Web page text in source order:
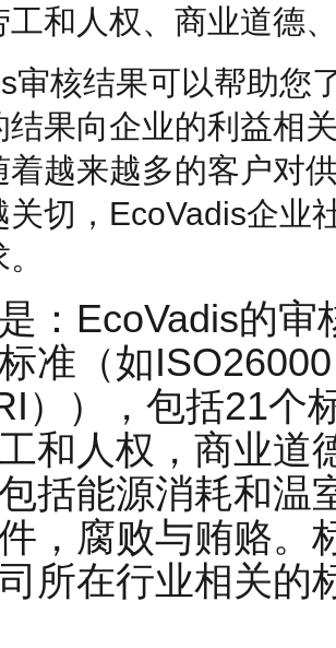
工和人权、商业道德
审核结果可以帮助您
结果向企业的利益相
着越来越多的客户对
关切，EcoVadis企业
：EcoVadis的
准（如
）），包括21个
和人权，商业道
括能源消耗和温
，腐败与贿赂。
所在行业相关的